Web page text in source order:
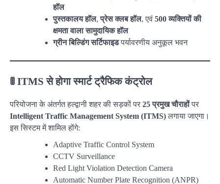
हॉल
पुस्तकालय हॉल,प्रेस क्लब हॉल, एवं 500 व्यक्तियों की
क्षमता वाला सामुदायिक हॉल
ग्रीन बिल्डिंग सर्टिफाइडपर्यावरणीय अनुकूल भवन
🚦 ITMS से होगा स्मार्ट ट्रैफिक कंट्रोल
परियोजना के अंतर्गत हल्द्वानी शहर की सड़कों पर 25 प्रमुख चौराहोंपर
Intelligent Traffic Management System (ITMS)लगाया जाएगा।
इस सिस्टम में शामिल होंगे:
Adaptive Traffic Control System
CCTV Surveillance
Red Light Violation Detection Camera
Automatic Number Plate Recognition (ANPR)